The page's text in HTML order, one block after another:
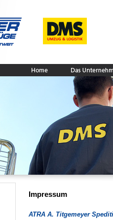
Impressum
ATRA A. Titgemeyer